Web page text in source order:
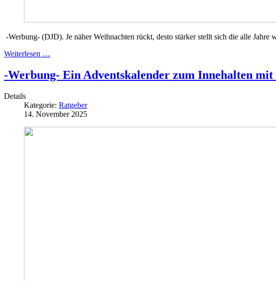
-Werbung- (DJD). Je näher Weihnachten rückt, desto stärker stellt sich die alle
Weiterlesen …
-Werbung- Ein Adventskalender zum Innehalten mit
Details
Kategorie: Ratgeber
14. November 2025